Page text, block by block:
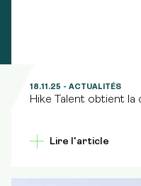
18.11.25 - ACTUALITÉS
Hike Talent obtient la
Lire l'article